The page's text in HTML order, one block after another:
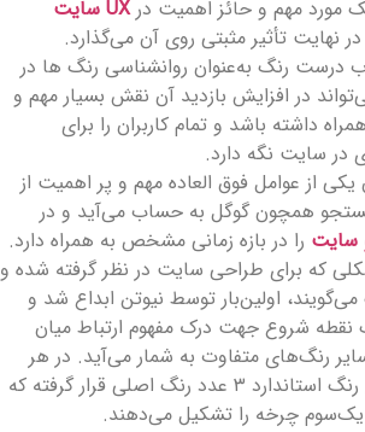
مورد مهم و حائز اهمیت درUX سایت
نهایت تأثیر مثبتی روی آن می‌گذارد.
درست رنگ به‌عنوان روانشناسی رنگ‌ ها در
در افزایش بازدید آن نقش بسیار مهم و
داشته باشد و تمام کاربران را برای
در سایت نگه دارد.
یکی از عوامل فوق‌ العاده مهم و پر اهمیت از
همچون گوگل به‌ حساب می‌آید و در
سایت را در بازه زمانی مشخص به همراه دارد.
که برای طراحی سایت در نظر گرفته شده و
اولین‌بار توسط نیوتن ابداع شد و
نقطه شروع جهت درک مفهوم ارتباط میان
رنگ‌های متفاوت به شمار می‌آید. در هر
یک از چرخه‌های رنگ استاندارد ۳ عدد رنگ اصلی قرار گرفته که
یک‌سوم چرخه را تشکیل می‌دهند.